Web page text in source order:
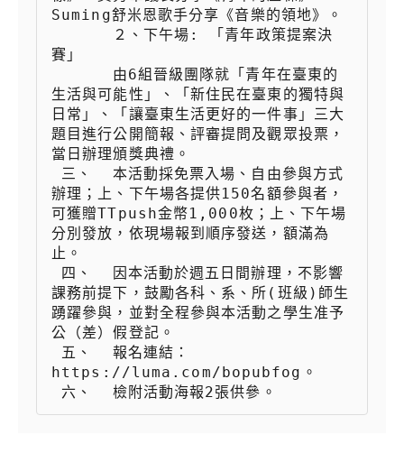
Suming舒米恩歌手分享《音樂的領地》。
賽」
生活與可能性」、「新住民在臺東的獨特與
日常」、「讓臺東生活更好的一件事」三大
題目進行公開簡報、評審提問及觀眾投票，
當日辦理頒獎典禮。
辦理；上、下午場各提供150名額參與者，
可獲贈TTpush金幣1,000枚；上、下午場
分別發放，依現場報到順序發送，額滿為
止。
課務前提下，鼓勵各科、系、所(班級)師生
踴躍參與，並對全程參與本活動之學生准予
公（差）假登記。
https://luma.com/bopubfog。
六、  檢附活動海報2張供參。